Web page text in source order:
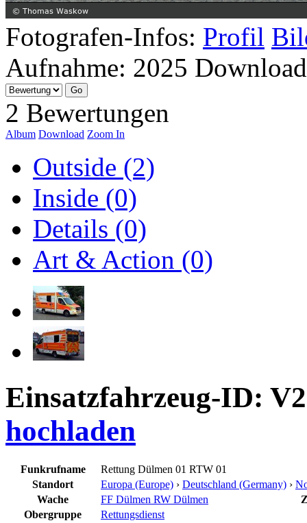
Fotografen-Infos: Profil
Aufnahme: 2025
2 Bewertungen
Album Download Zoom In
Outside (2)
Inside (0)
Details (0)
Art & Action (0)
Einsatzfahrzeug-ID:
hochladen
Funkrufname
Rettung Dülmen 01 RTW 01
Standort
Europa (Europe) › Deutschland (Germany) ›
Wache
FF Dülmen RW Dülmen
Obergruppe
Rettungsdienst